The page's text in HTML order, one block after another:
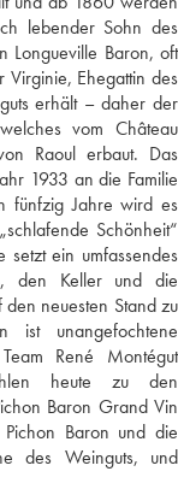
lebender Sohn des
Longueville Baron, oft
Virginie, Ehegattin des
erhält – daher der
vom Château
Raoul erbaut. Das
1933 an die Familie
fünfzig Jahre wird es
Schönheit“
ein umfassendes
den Keller und die
neuesten Stand zu
ist unangefochtene
René Montégut
heute zu den
Baron Grand Vin
Baron und die
des Weinguts, und